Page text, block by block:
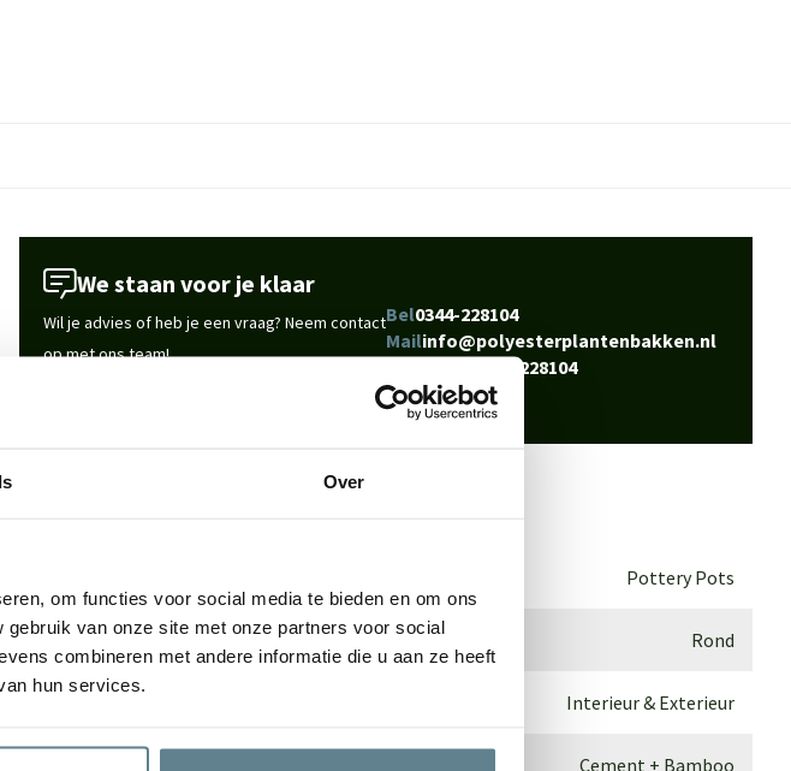
Over
om functies voor social media te bieden en om ons
van onze site met onze partners voor social
combineren met andere informatie die u aan ze heeft
hun services.
We staan voor je klaar
Wil je advies of heb je een vraag? Neem contact
op met ons team!
Bel0344-228104
Mailinfo@polyesterplantenbakken.nl
0344-228104
Pottery Pots
Vorm Rond
Interieur & Exterieur
Cement + Bamboo